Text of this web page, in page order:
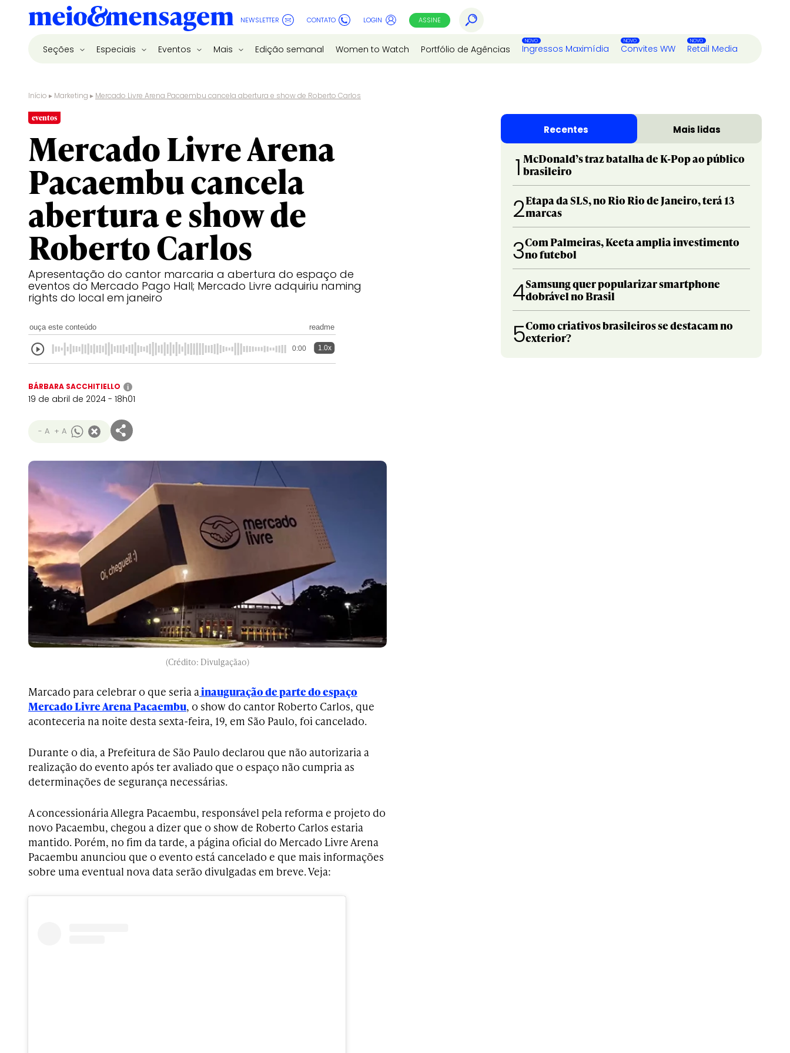
NEWSLETTER CONTATO LOGIN ASSINE
Seções Especiais Eventos Mais Edição semanal Women to Watch Portfólio de Agências Ingressos Maximídia Convites WW Retail Media
Início ▸ Marketing ▸ Mercado Livre Arena Pacaembu cancela abertura e show de Roberto Carlos
eventos
Mercado Livre Arena
Pacaembu cancela
abertura e show de
Roberto Carlos
Apresentação do cantor marcaria a abertura do espaço de
eventos do Mercado Pago Hall; Mercado Livre adquiriu naming
rights do local em janeiro
ouça este conteúdo readme
0:00 1.0x
BÁRBARA SACCHITIELLO i
19 de abril de 2024 - 18h01
- A + A
(Crédito: Divulgaçãao)
Marcado para celebrar o que seria ainauguração de parte do espaço
Mercado Livre Arena Pacaembu, o show do cantor Roberto Carlos, que
aconteceria na noite desta sexta-feira, 19, em São Paulo, foi cancelado.
Durante o dia, a Prefeitura de São Paulo declarou que não autorizaria a
realização do evento após ter avaliado que o espaço não cumpria as
determinações de segurança necessárias.
A concessionária Allegra Pacaembu, responsável pela reforma e projeto do
novo Pacaembu, chegou a dizer que o show de Roberto Carlos estaria
mantido. Porém, no fim da tarde, a página oficial do Mercado Livre Arena
Pacaembu anunciou que o evento está cancelado e que mais informações
sobre uma eventual nova data serão divulgadas em breve. Veja:
Recentes Mais lidas
1 McDonald’s traz batalha de K-Pop ao público
brasileiro
2Etapa da SLS, no Rio Rio de Janeiro, terá 13
marcas
3Com Palmeiras, Keeta amplia investimento
no futebol
4Samsung quer popularizar smartphone
dobrável no Brasil
5Como criativos brasileiros se destacam no
exterior?